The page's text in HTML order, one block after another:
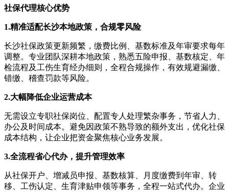
社保代理核心优势
1.精准适配长沙本地政策，合规零风险
长沙社保政策更新频繁，缴费比例、基数标准及年审要求每年
调整。专业团队深耕本地政策，熟悉五险申报、基数核定、年
检流程及工伤生育经办细则，全程合规操作，有效规避漏缴、
错缴、稽查罚款等风险。
2.大幅降低企业运营成本
无需设立专职社保岗位、配置专人处理繁杂事务，节省人力、
办公及时间成本。避免因政策不熟导致的额外支出，优化社保
成本结构，让企业把资金聚焦核心业务发展。
3.全流程省心代办，提升管理效率
从社保开户、增减员申报、基数核算、月度缴费到年审、转
移、工伤认定、生育津贴申领等事务，全程一站式代办。企业